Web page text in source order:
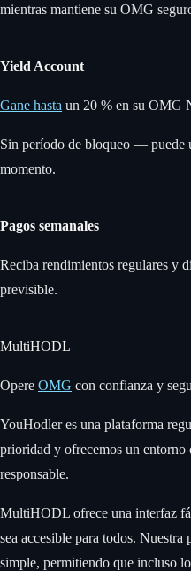
mientras mantiene su OMG
Yield Account
Gane hasta un 20 % en su OMG
Sin período de bloqueo — puede
momento.
Pagos semanales
Reciba rendimientos regulares y
previsible.
MultiHODL
Opere OMG con confianza y
YouHodler es una plataforma
prioridad y ofrecemos un entorno
responsable.
MultiHODL ofrece una interfaz
sea accesible para todos. Nuestra
simple, permitiendo que incluso